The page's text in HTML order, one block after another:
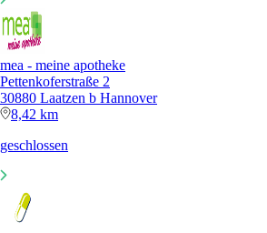
mea - meine apotheke
Pettenkoferstraße 2
30880 Laatzen b Hannover
8,42 km
geschlossen